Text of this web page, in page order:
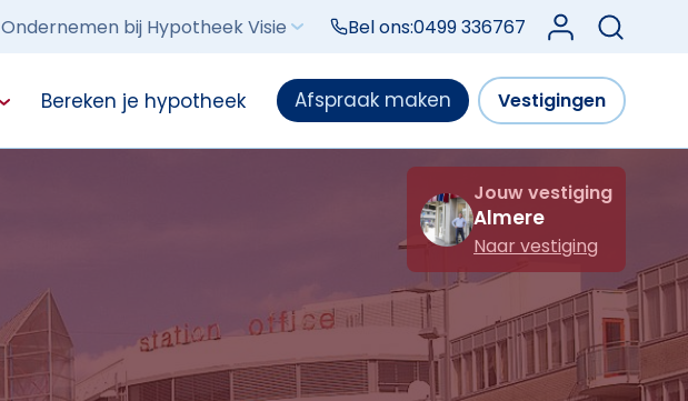
Ondernemen bij Hypotheek Visie Bel ons:0499 336767 Log in bij Mijn
Bereken je hypotheek Afspraak maken Vestigingen
Jouw vestiging
Almere
Naar vestiging